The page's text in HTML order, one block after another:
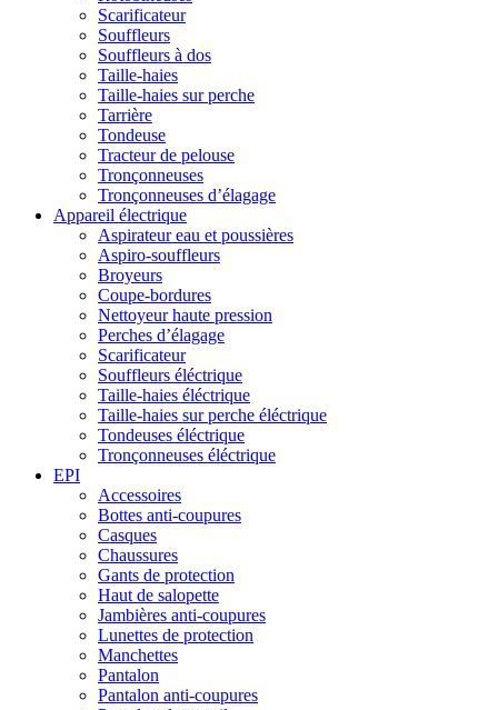
Scarificateur
Souffleurs
Souffleurs à dos
Taille-haies
Taille-haies sur perche
Tarrière
Tondeuse
Tracteur de pelouse
Tronçonneuses
Tronçonneuses d’élagage
Appareil électrique
Aspirateur eau et poussières
Aspiro-souffleurs
Broyeurs
Coupe-bordures
Nettoyeur haute pression
Perches d’élagage
Scarificateur
Souffleurs éléctrique
Taille-haies éléctrique
Taille-haies sur perche éléctrique
Tondeuses éléctrique
Tronçonneuses éléctrique
EPI
Accessoires
Bottes anti-coupures
Casques
Chaussures
Gants de protection
Haut de salopette
Jambières anti-coupures
Lunettes de protection
Manchettes
Pantalon
Pantalon anti-coupures